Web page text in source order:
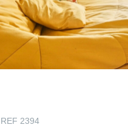
REF 2394